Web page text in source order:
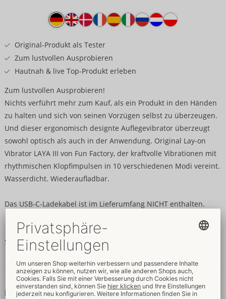
Produkttext
Original-Produkt als Tester
Zum lustvollen Ausprobieren
Hautnah & live Top-Produkt erleben
Zum lustvollen Ausprobieren!
Nichts verführt mehr zum Kauf, als ein Produkt in den Händen
zu halten und sich von seinen Vorzügen selbst zu überzeugen.
Und dieser ergonomisch designte Auflegevibrator überzeugt
sowohl optisch als auch in der Anwendung. Original Lay-on
Vibrator LAYA III von Fun Factory, der kraftvolle Vibrationen mit
rhythmischen Klopfimpulsen in 10 verschiedenen Modi vereint.
Wasserdicht. Wiederaufladbar.
Das USB-C-Ladekabel ist im Lieferumfang NICHT enthalten.
10,7 x 5 x 3,2 cm.
Silikon, ABS.
Daten & Eigenschaften
Eigenschaften